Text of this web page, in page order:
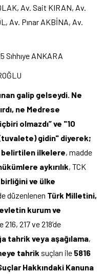
Av. Sait KIRAN, Av.
Av. Pınar AKBİNA, Av.
Sıhhıye ANKARA
galip gelseydi. Ne
ne Medrese
olmazdı”ve "10
gidin" diyerek;
belirtilen ilkelere, madde
aykırılık, TCK
ve ülke
düzenlenen Türk Milletini,
kurum ve
216, 217 ve 218’de
tahrik veya aşağılama,
tahrik suçları ile 5816
Hakkındaki Kanuna